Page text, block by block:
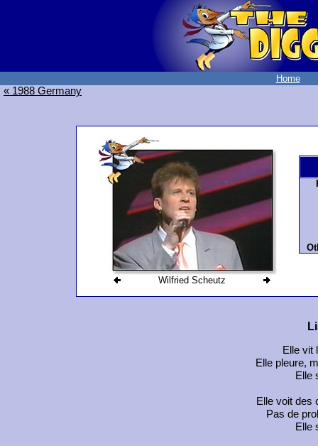
Home
« 1988 Germany
Wilfried Scheutz
Elle vit
Elle pleure,
Elle
Elle voit des
Pas de
Elle